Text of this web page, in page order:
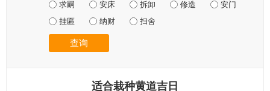
求嗣
安床 拆卸 修造
安门
挂匾
纳财 扫舍
查询
适合栽种黄道吉日